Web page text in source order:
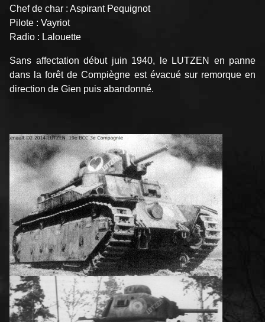
Chef de char : Aspirant Pequignot
Pilote : Vayriot
Radio : Lalouette
Sans affectation début juin 1940, le LUTZEN en panne
dans la forêt de Compiègne est évacué sur remorque en
direction de Gien puis abandonné.